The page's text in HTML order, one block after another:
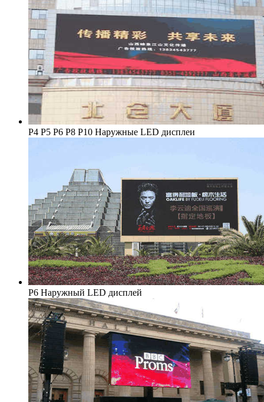
Р4 Р5 Р6 P8 Р10 Наружные LED дисплеи
P6 Наружный LED дисплей